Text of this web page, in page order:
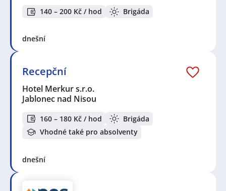
140 – 200 Kč / hod Brigáda
dnešní
Recepční
Hotel Merkur s.r.o.
Jablonec nad Nisou
160 – 180 Kč / hod
Brigáda
Vhodné také pro absolventy
dnešní